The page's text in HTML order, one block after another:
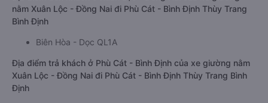
nằm Xuân Lộc - Đồng Nai đi Phù Cát - Bình Định Thùy Trang
Bình Định
Biên Hòa - Dọc QL1A
Địa điểm trả khách ở Phù Cát - Bình Định của xe giường nằm
Xuân Lộc - Đồng Nai đi Phù Cát - Bình Định Thùy Trang Bình
Định